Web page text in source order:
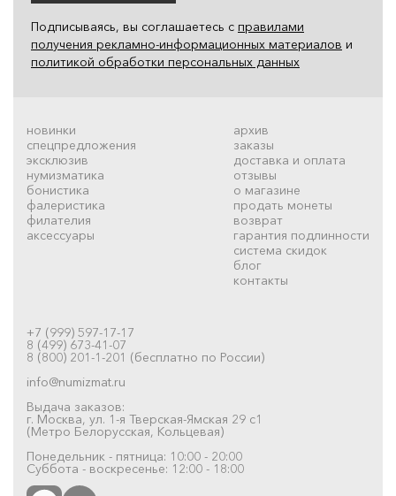
Подписываясь, вы соглашаетесь с правилами
получения рекламно-информационных материалов и
политикой обработки персональных данных
новинки
спецпредложения
эксклюзив
нумизматика
бонистика
фалеристика
филателия
аксессуары
архив
заказы
доставка и оплата
отзывы
о магазине
продать монеты
возврат
гарантия подлинности
система скидок
блог
контакты
+7 (999) 597-17-17
8 (499) 673-41-07
8 (800) 201-1-201 (бесплатно по России)
info@numizmat.ru
Выдача заказов:
г. Москва, ул. 1-я Тверская-Ямская 29 с1
(Метро Белорусская, Кольцевая)
Понедельник - пятница: 10:00 - 20:00
Суббота - воскресенье: 12:00 - 18:00